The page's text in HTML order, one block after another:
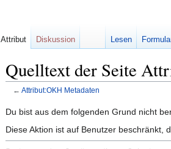
Quelltext der Seite
← Attribut:OKH Metadaten
Zur
Navigation
Zur
Suche
Du bist aus dem folgenden Grund nicht
Diese Aktion ist auf Benutzer beschränkt,
Attribut Diskussion Lesen